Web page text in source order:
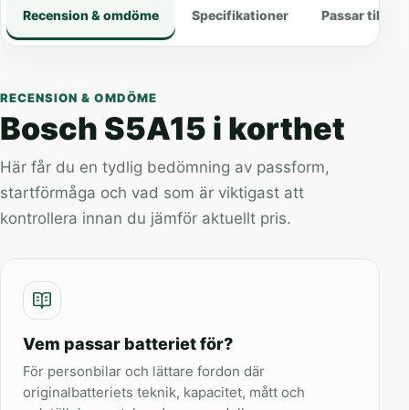
Recension & omdöme Specifikationer Passar till
RECENSION & OMDÖME
Bosch S5A15 i korthet
Här får du en tydlig bedömning av passform,
startförmåga och vad som är viktigast att
kontrollera innan du jämför aktuellt pris.
Vem passar batteriet för?
För personbilar och lättare fordon där
originalbatteriets teknik, kapacitet, mått och